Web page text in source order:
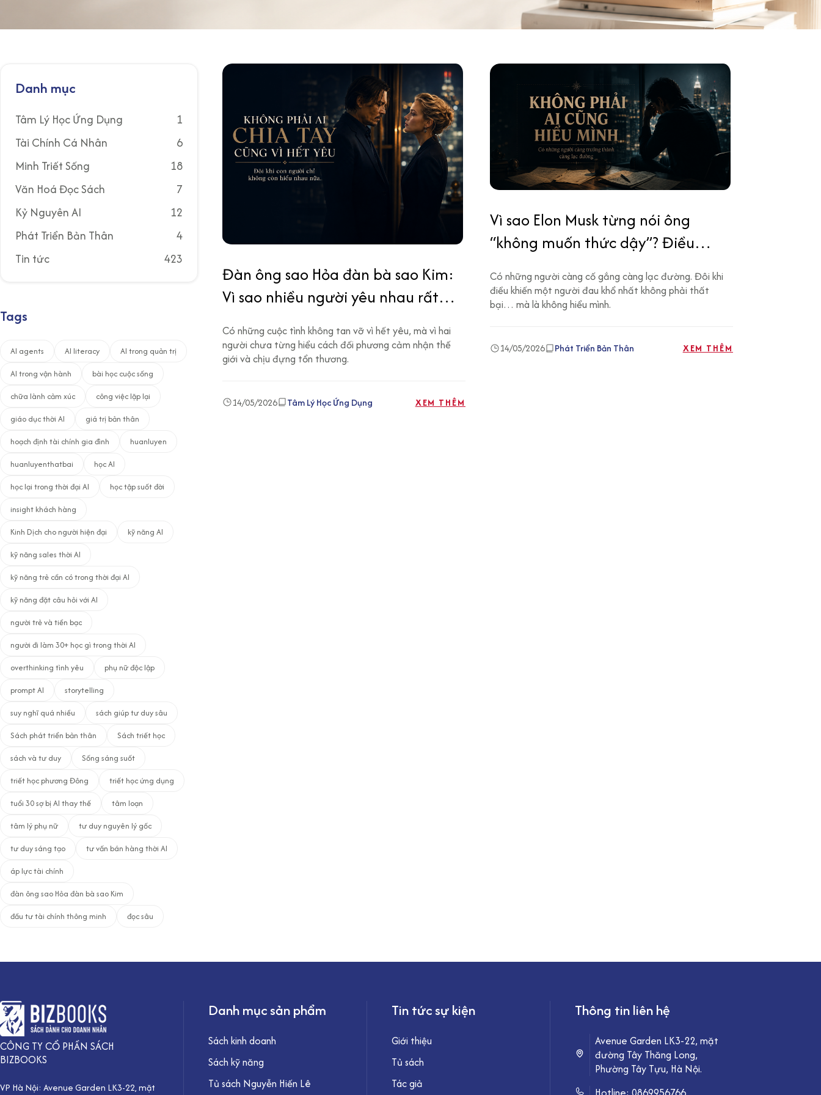
Danh mục
Tâm Lý Học Ứng Dụng
1
Tài Chính Cá Nhân
6
Minh Triết Sống
18
Văn Hoá Đọc Sách
7
Kỷ Nguyên AI
12
Phát Triển Bản Thân
4
Tin tức
423
Tags
AI agents AI literacy
AI trong quản trị
AI trong vận hành
bài học cuộc sống
chữa lành cảm xúc
công việc lặp lại
giáo dục thời AI
giá trị bản thân
hoạch định tài chính gia đình
huanluyen
huanluyenthatbai
học AI
học lại trong thời đại AI
học tập suốt đời
insight khách hàng
Kinh Dịch cho người hiện đại
kỹ năng AI
kỹ năng sales thời AI
kỹ năng trẻ cần có trong thời đại AI
kỹ năng đặt câu hỏi với AI
người trẻ và tiền bạc
người đi làm 30+ học gì trong thời AI
overthinking tình yêu
phụ nữ độc lập
prompt AI
storytelling
suy nghĩ quá nhiều
sách giúp tư duy sâu
Sách phát triển bản thân
Sách triết học
sách và tư duy
Sống sáng suốt
triết học phương Đông
triết học ứng dụng
tuổi 30 sợ bị AI thay thế
tâm loạn
tâm lý phụ nữ
tư duy nguyên lý gốc
tư duy sáng tạo
tư vấn bán hàng thời AI
áp lực tài chính
đàn ông sao Hỏa đàn bà sao Kim
đầu tư tài chính thông minh
đọc sâu
Đàn ông sao Hỏa đàn bà sao Kim:
Vì sao nhiều người yêu nhau rất
hiểu nhau?
Có những cuộc tình không tan vỡ vì hết yêu, mà vì hai
người chưa từng hiểu cách đối phương cảm nhận thế
giới và chịu đựng tổn thương.
14/05/2026 Tâm Lý Học Ứng Dụng XEM THÊM
Vì sao Elon Musk từng nói ông
“không muốn thức dậy”? Điều
về số phận và hiểu mình | Tử Vi
Luận Giải
Có những người càng cố gắng càng lạc đường. Đôi khi
điều khiến một người đau khổ nhất không phải thất
bại… mà là không hiểu mình.
14/05/2026 Phát Triển Bản Thân XEM THÊM
CÔNG TY CỔ PHẦN SÁCH
BIZBOOKS
VP Hà Nội: Avenue Garden LK3-22, mặt
Danh mục sản phẩm
Sách kinh doanh
Sách kỹ năng
Tủ sách Nguyễn Hiến Lê
Tin tức sự kiện
Giới thiệu
Tủ sách
Tác giả
Thông tin liên hệ
Avenue Garden LK3-22, mặt
đường Tây Thăng Long,
Phường Tây Tựu, Hà Nội.